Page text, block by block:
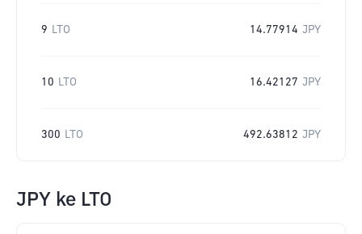
9 LTO 14.77914 JPY
10 LTO 16.42127 JPY
300 LTO 492.63812 JPY
JPY ke LTO